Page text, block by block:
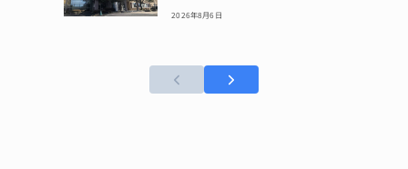
2026年8月6日